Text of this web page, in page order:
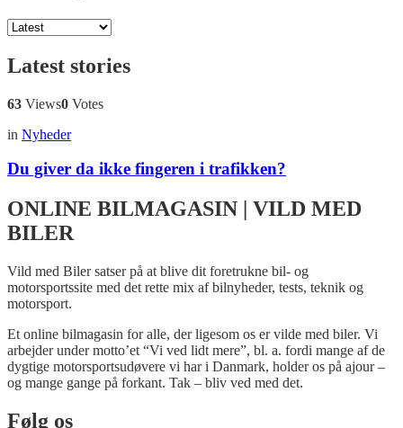
Latest stories
63 Views0 Votes
in Nyheder
Du giver da ikke fingeren i trafikken?
ONLINE BILMAGASIN | VILD MED
BILER
Vild med Biler satser på at blive dit foretrukne bil- og
motorsportssite med det rette mix af bilnyheder, tests, teknik og
motorsport.
Et online bilmagasin for alle, der ligesom os er vilde med biler. Vi
arbejder under motto’et “Vi ved lidt mere”, bl. a. fordi mange af de
dygtige motorsportsudøvere vi har i Danmark, holder os på ajour –
og mange gange på forkant. Tak – bliv ved med det.
Følg os